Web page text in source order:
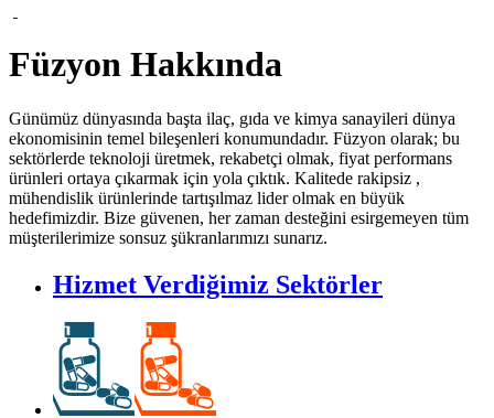
Füzyon Hakkında
Günümüz dünyasında başta ilaç, gıda ve kimya sanayileri dünya
ekonomisinin temel bileşenleri konumundadır. Füzyon olarak; bu
sektörlerde teknoloji üretmek, rekabetçi olmak, fiyat performans
ürünleri ortaya çıkarmak için yola çıktık. Kalitede rakipsiz ,
mühendislik ürünlerinde tartışılmaz lider olmak en büyük
hedefimizdir. Bize güvenen, her zaman desteğini esirgemeyen tüm
müşterilerimize sonsuz şükranlarımızı sunarız.
Hizmet Verdiğimiz Sektörler